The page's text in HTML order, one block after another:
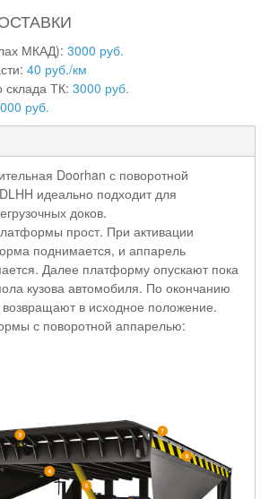
МКАД): 3000 руб.
40 руб./км
склада ТК: 3000 руб.
руб.
Doorhan с поворотной
идеально подходит для
доков.
прост. При активации
поднимается, и аппарель
Далее платформу опускают пока
кузова автомобиля. По окончанию
в исходное положение.
с поворотной аппарелью: